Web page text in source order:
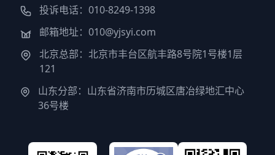
投诉电话：010-8249-1398
邮箱地址：010@yjsyi.com
北京总部：北京市丰台区航丰路8号院1号楼1层
121
山东分部：山东省济南市历城区唐冶绿地汇中心
36号楼